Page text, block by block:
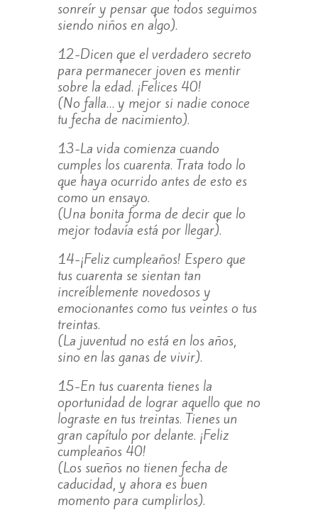
sonreír y pensar que todos seguimos
siendo niños en algo).
12-Dicen que el verdadero secreto
para permanecer joven es mentir
sobre la edad. ¡Felices 40!
(No falla… y mejor si nadie conoce
tu fecha de nacimiento).
13-La vida comienza cuando
cumples los cuarenta. Trata todo lo
que haya ocurrido antes de esto es
como un ensayo.
(Una bonita forma de decir que lo
mejor todavía está por llegar).
14-¡Feliz cumpleaños! Espero que
tus cuarenta se sientan tan
increíblemente novedosos y
emocionantes como tus veintes o tus
treintas.
(La juventud no está en los años,
sino en las ganas de vivir).
15-En tus cuarenta tienes la
oportunidad de lograr aquello que no
lograste en tus treintas. Tienes un
gran capítulo por delante. ¡Feliz
cumpleaños 40!
(Los sueños no tienen fecha de
caducidad, y ahora es buen
momento para cumplirlos).